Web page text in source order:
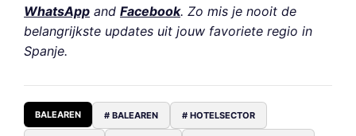
WhatsApp and Facebook. Zo mis je nooit de
belangrijkste updates uit jouw favoriete regio in
Spanje.
BALEAREN # BALEAREN # HOTELSECTOR